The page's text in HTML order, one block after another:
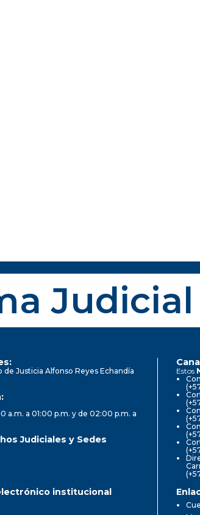
Judicial
de Justicia Alfonso Reyes Echandía
a.m. a 01:00 p.m. y de 02:00 p.m. a
Judiciales y Sedes
Estos
institucional